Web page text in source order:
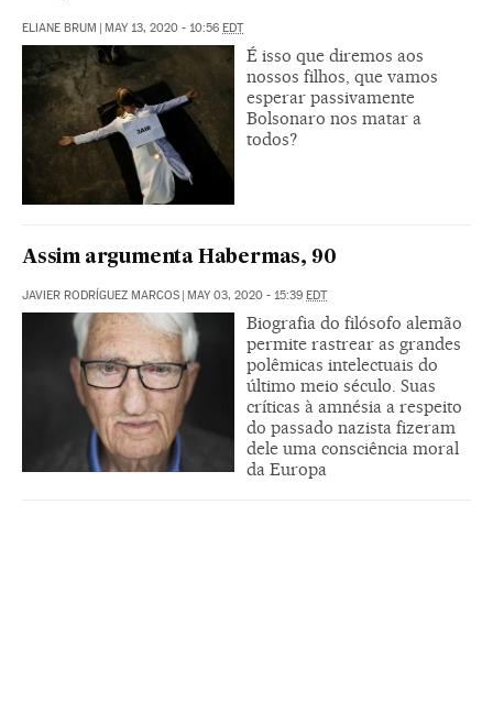
ELIANE BRUM | MAY 13, 2020 - 10:56 EDT
É isso que diremos aos
nossos filhos, que vamos
esperar passivamente
Bolsonaro nos matar a
todos?
Assim argumenta Habermas, 90
JAVIER RODRÍGUEZ MARCOS | MAY 03, 2020 - 15:39 EDT
Biografia do filósofo alemão
permite rastrear as grandes
polêmicas intelectuais do
último meio século. Suas
críticas à amnésia a respeito
do passado nazista fizeram
dele uma consciência moral
da Europa